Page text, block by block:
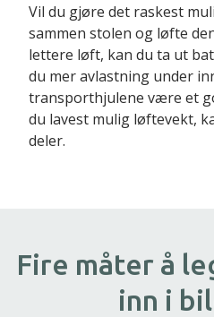
Vil du gjøre det raskest
sammen stolen og løfte
lettere løft, kan du ta ut
du mer avlastning under
transporthjulene være et
du lavest mulig løftevekt,
deler.
Fire måter å
inn i